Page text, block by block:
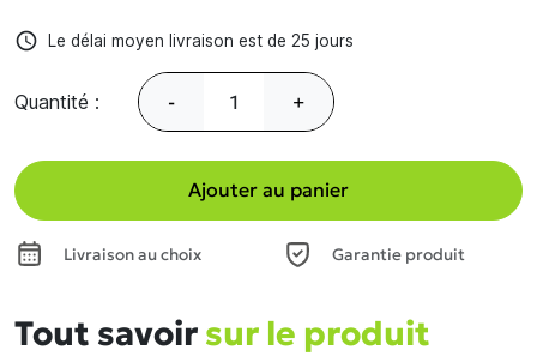
access_time Le délai moyen livraison est de 25 jours
Quantité : - +
Ajouter au panier
Livraison au choix Garantie produit
Tout savoir sur le produit